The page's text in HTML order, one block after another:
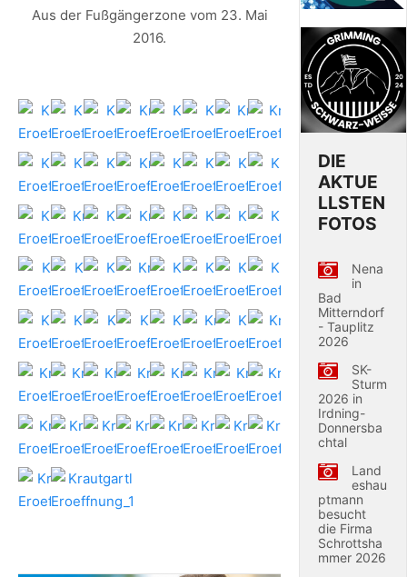
Aus der Fußgängerzone vom 23. Mai
2016.
DIE
AKTUE
LLSTEN
FOTOS
Nena
in
Bad
Mitterndorf
- Tauplitz
2026
SK-
Sturm
2026 in
Irdning-
Donnersba
chtal
Land
eshau
ptmann
besucht
die Firma
Schrottsha
mmer 2026